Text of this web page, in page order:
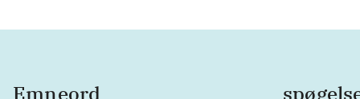
Emneord